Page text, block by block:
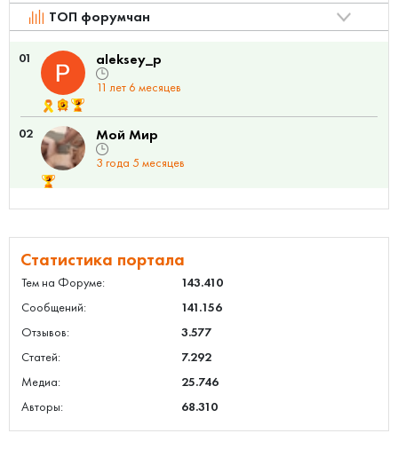
ТОП форумчан
01 aleksey_p
11 лет 6 месяцев
02 Мой Мир
3 года 5 месяцев
Статистика портала
Тем на Форуме:
143.410
Сообщений:
141.156
Отзывов:
3.577
Статей:
7.292
Медиа:
25.746
Авторы:
68.310